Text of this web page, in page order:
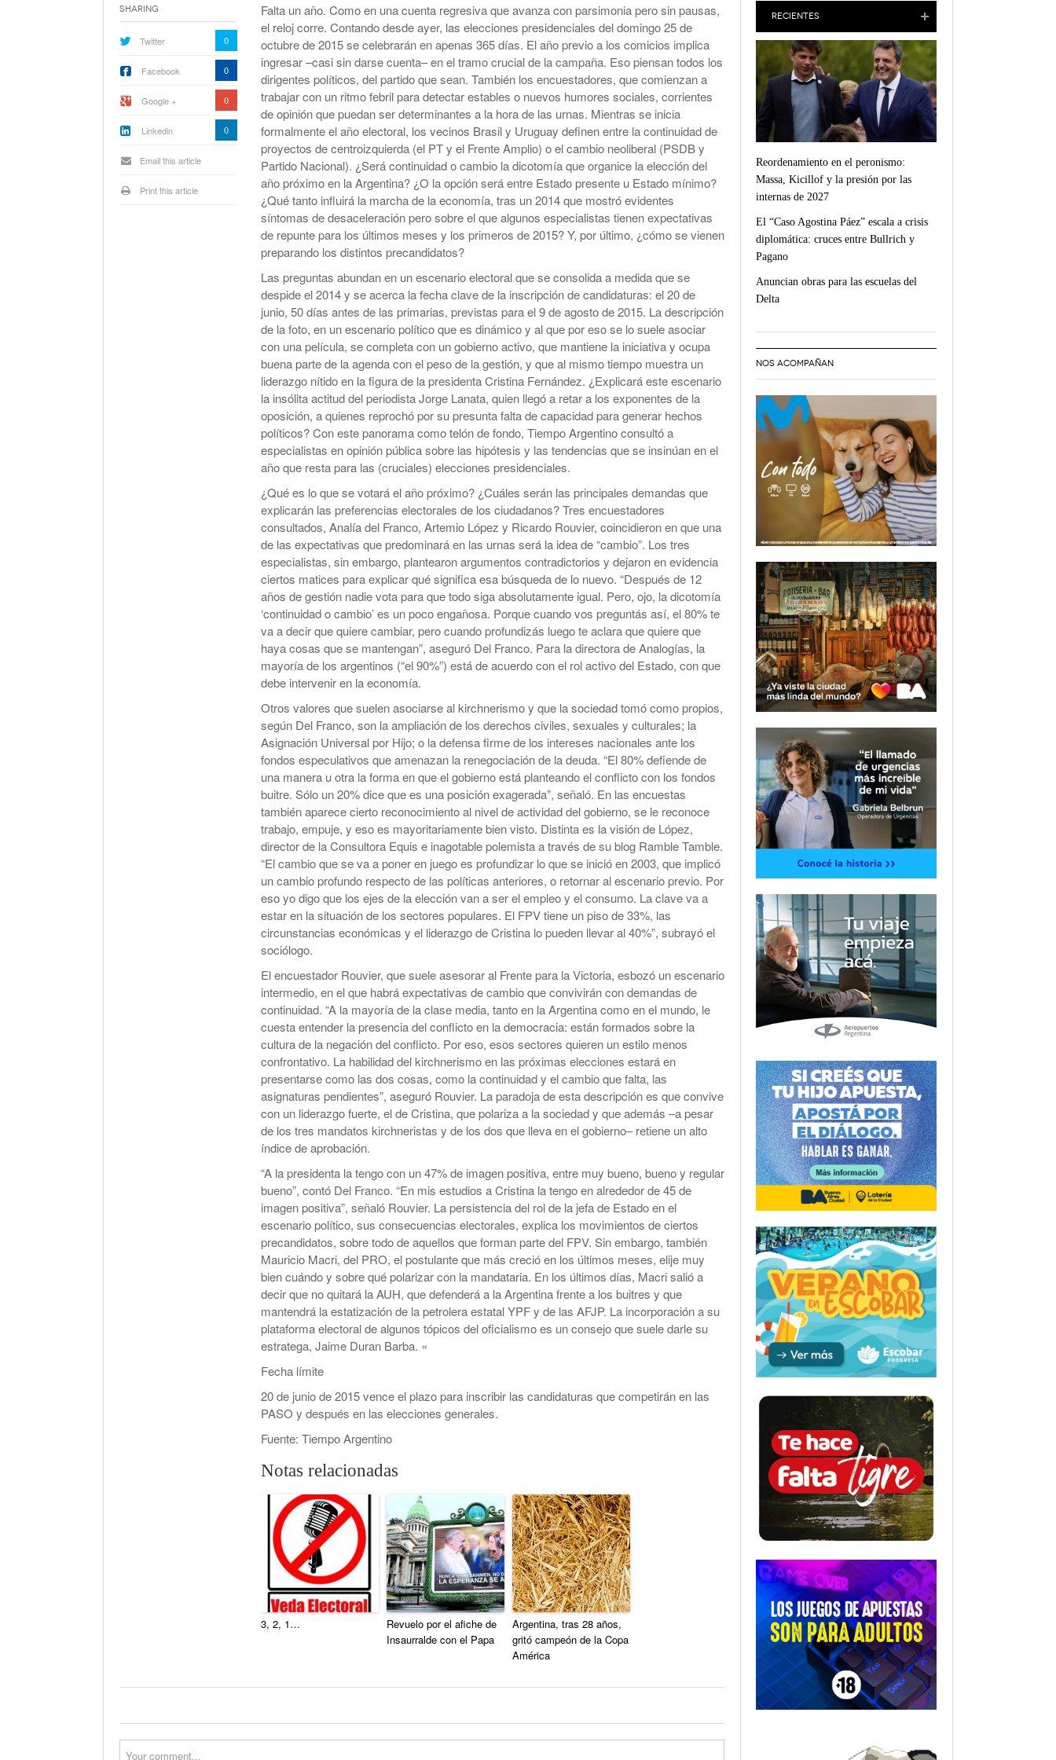
Expectativa Por La Cumbre Entre Milei Y Trump
Bomba Electoral: El Gobierno Saca Retenciones A
Los Granos
Van A Investigar La Ruta Del Fentanilo Mortal Cristina No Quiso Devolver Ni Un Sólo Peso
Condenaron Al Ex Marido De Julieta Prandi A 19
Años De Cárcel Por Abuso Sexual
Orden Judicial En Estados Unidos Para Congelar
280 Millones Vinculados A $LIBRA
Ajuste En Discapacidad: Organizaciones
Denunciaron Al Gobierno Ante La ONU
Kicillof Lanzo El MDF Con Una Demostración De
Fuerza Que Lo Ubica En La Primera Línea De La
Oposición A Milei
Axel Kicillof Despidió A Pepe Mujica Y Pidió Perdón
Por “los Agravios” Libertarios- 1 year ago
Falta un año. Como en una cuenta regresiva que avanza con parsimonia pero sin pausas,
el reloj corre. Contando desde ayer, las elecciones presidenciales del domingo 25 de
octubre de 2015 se celebrarán en apenas 365 días. El año previo a los comicios implica
ingresar –casi sin darse cuenta– en el tramo crucial de la campaña. Eso piensan todos los
dirigentes políticos, del partido que sean. También los encuestadores, que comienzan a
trabajar con un ritmo febril para detectar estables o nuevos humores sociales, corrientes
de opinión que puedan ser determinantes a la hora de las urnas. Mientras se inicia
formalmente el año electoral, los vecinos Brasil y Uruguay definen entre la continuidad de
proyectos de centroizquierda (el PT y el Frente Amplio) o el cambio neoliberal (PSDB y
Partido Nacional). ¿Será continuidad o cambio la dicotomía que organice la elección del
año próximo en la Argentina? ¿O la opción será entre Estado presente u Estado mínimo?
¿Qué tanto influirá la marcha de la economía, tras un 2014 que mostró evidentes
síntomas de desaceleración pero sobre el que algunos especialistas tienen expectativas
de repunte para los últimos meses y los primeros de 2015? Y, por último, ¿cómo se vienen
preparando los distintos precandidatos?
Las preguntas abundan en un escenario electoral que se consolida a medida que se
despide el 2014 y se acerca la fecha clave de la inscripción de candidaturas: el 20 de
junio, 50 días antes de las primarias, previstas para el 9 de agosto de 2015. La descripción
de la foto, en un escenario político que es dinámico y al que por eso se lo suele asociar
con una película, se completa con un gobierno activo, que mantiene la iniciativa y ocupa
buena parte de la agenda con el peso de la gestión, y que al mismo tiempo muestra un
liderazgo nítido en la figura de la presidenta Cristina Fernández. ¿Explicará este escenario
la insólita actitud del periodista Jorge Lanata, quien llegó a retar a los exponentes de la
oposición, a quienes reprochó por su presunta falta de capacidad para generar hechos
políticos? Con este panorama como telón de fondo, Tiempo Argentino consultó a
especialistas en opinión pública sobre las hipótesis y las tendencias que se insinúan en el
año que resta para las (cruciales) elecciones presidenciales.
¿Qué es lo que se votará el año próximo? ¿Cuáles serán las principales demandas que
explicarán las preferencias electorales de los ciudadanos? Tres encuestadores
consultados, Analía del Franco, Artemio López y Ricardo Rouvier, coincidieron en que una
de las expectativas que predominará en las urnas será la idea de “cambio”. Los tres
especialistas, sin embargo, plantearon argumentos contradictorios y dejaron en evidencia
ciertos matices para explicar qué significa esa búsqueda de lo nuevo. “Después de 12
años de gestión nadie vota para que todo siga absolutamente igual. Pero, ojo, la dicotomía
‘continuidad o cambio’ es un poco engañosa. Porque cuando vos preguntás así, el 80% te
va a decir que quiere cambiar, pero cuando profundizás luego te aclara que quiere que
haya cosas que se mantengan”, aseguró Del Franco. Para la directora de Analogías, la
mayoría de los argentinos (“el 90%”) está de acuerdo con el rol activo del Estado, con que
debe intervenir en la economía.
Otros valores que suelen asociarse al kirchnerismo y que la sociedad tomó como propios,
según Del Franco, son la ampliación de los derechos civiles, sexuales y culturales; la
Asignación Universal por Hijo; o la defensa firme de los intereses nacionales ante los
fondos especulativos que amenazan la renegociación de la deuda. “El 80% defiende de
una manera u otra la forma en que el gobierno está planteando el conflicto con los fondos
buitre. Sólo un 20% dice que es una posición exagerada”, señaló. En las encuestas
también aparece cierto reconocimiento al nivel de actividad del gobierno, se le reconoce
trabajo, empuje, y eso es mayoritariamente bien visto. Distinta es la visión de López,
director de la Consultora Equis e inagotable polemista a través de su blog Ramble Tamble.
“El cambio que se va a poner en juego es profundizar lo que se inició en 2003, que implicó
un cambio profundo respecto de las políticas anteriores, o retornar al escenario previo. Por
eso yo digo que los ejes de la elección van a ser el empleo y el consumo. La clave va a
estar en la situación de los sectores populares. El FPV tiene un piso de 33%, las
circunstancias económicas y el liderazgo de Cristina lo pueden llevar al 40%”, subrayó el
sociólogo.
El encuestador Rouvier, que suele asesorar al Frente para la Victoria, esbozó un escenario
intermedio, en el que habrá expectativas de cambio que convivirán con demandas de
continuidad. “A la mayoría de la clase media, tanto en la Argentina como en el mundo, le
cuesta entender la presencia del conflicto en la democracia: están formados sobre la
cultura de la negación del conflicto. Por eso, esos sectores quieren un estilo menos
confrontativo. La habilidad del kirchnerismo en las próximas elecciones estará en
presentarse como las dos cosas, como la continuidad y el cambio que falta, las
asignaturas pendientes”, aseguró Rouvier. La paradoja de esta descripción es que convive
con un liderazgo fuerte, el de Cristina, que polariza a la sociedad y que además –a pesar
de los tres mandatos kirchneristas y de los dos que lleva en el gobierno– retiene un alto
índice de aprobación.
“A la presidenta la tengo con un 47% de imagen positiva, entre muy bueno, bueno y regular
bueno”, contó Del Franco. “En mis estudios a Cristina la tengo en alrededor de 45 de
imagen positiva”, señaló Rouvier. La persistencia del rol de la jefa de Estado en el
escenario político, sus consecuencias electorales, explica los movimientos de ciertos
precandidatos, sobre todo de aquellos que forman parte del FPV. Sin embargo, también
Mauricio Macri, del PRO, el postulante que más creció en los últimos meses, elije muy
bien cuándo y sobre qué polarizar con la mandataria. En los últimos días, Macri salió a
decir que no quitará la AUH, que defenderá a la Argentina frente a los buitres y que
mantendrá la estatización de la petrolera estatal YPF y de las AFJP. La incorporación a su
plataforma electoral de algunos tópicos del oficialismo es un consejo que suele darle su
estratega, Jaime Duran Barba. «
Fecha límite
20 de junio de 2015 vence el plazo para inscribir las candidaturas que competirán en las
PASO y después en las elecciones generales.
Fuente: Tiempo Argentino
Notas relacionadas
3, 2, 1…
Revuelo por el afiche de
Insaurralde con el Papa
Argentina, tras 28 años,
gritó campeón de la Copa
América
Sharing
Twitter 0
Facebook 0
Google + 0
Linkedin 0
Email this article
Print this article
RECIENTES
Reordenamiento en el peronismo:
Massa, Kicillof y la presión por las
internas de 2027
El “Caso Agostina Páez” escala a crisis
diplomática: cruces entre Bullrich y
Pagano
Anuncian obras para las escuelas del
Delta
NOS ACOMPAÑAN